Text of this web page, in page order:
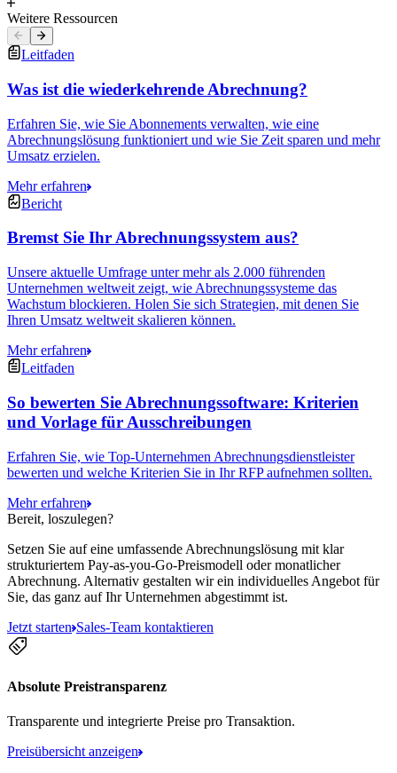
Weitere Ressourcen
Leitfaden
Was ist die wiederkehrende Abrechnung?
Erfahren Sie, wie Sie Abonnements verwalten, wie eine
Abrechnungslösung funktioniert und wie Sie Zeit sparen und mehr
Umsatz erzielen.
Mehr erfahren
Bericht
Bremst Sie Ihr Abrechnungssystem aus?
Unsere aktuelle Umfrage unter mehr als 2.000 führenden
Unternehmen weltweit zeigt, wie Abrechnungssysteme das
Wachstum blockieren. Holen Sie sich Strategien, mit denen Sie
Ihren Umsatz weltweit skalieren können.
Mehr erfahren
Leitfaden
So bewerten Sie Abrechnungssoftware: Kriterien
und Vorlage für Ausschreibungen
Erfahren Sie, wie Top-Unternehmen Abrechnungsdienstleister
bewerten und welche Kriterien Sie in Ihr RFP aufnehmen sollten.
Mehr erfahren
Bereit, loszulegen?
Setzen Sie auf eine umfassende Abrechnungslösung mit klar
strukturiertem Pay-as-you-Go-Preismodell oder monatlicher
Abrechnung. Alternativ gestalten wir ein individuelles Angebot für
Sie, das ganz auf Ihr Unternehmen abgestimmt ist.
Jetzt starten Sales-Team kontaktieren
Absolute Preistransparenz
Transparente und integrierte Preise pro Transaktion.
Preisübersicht anzeigen